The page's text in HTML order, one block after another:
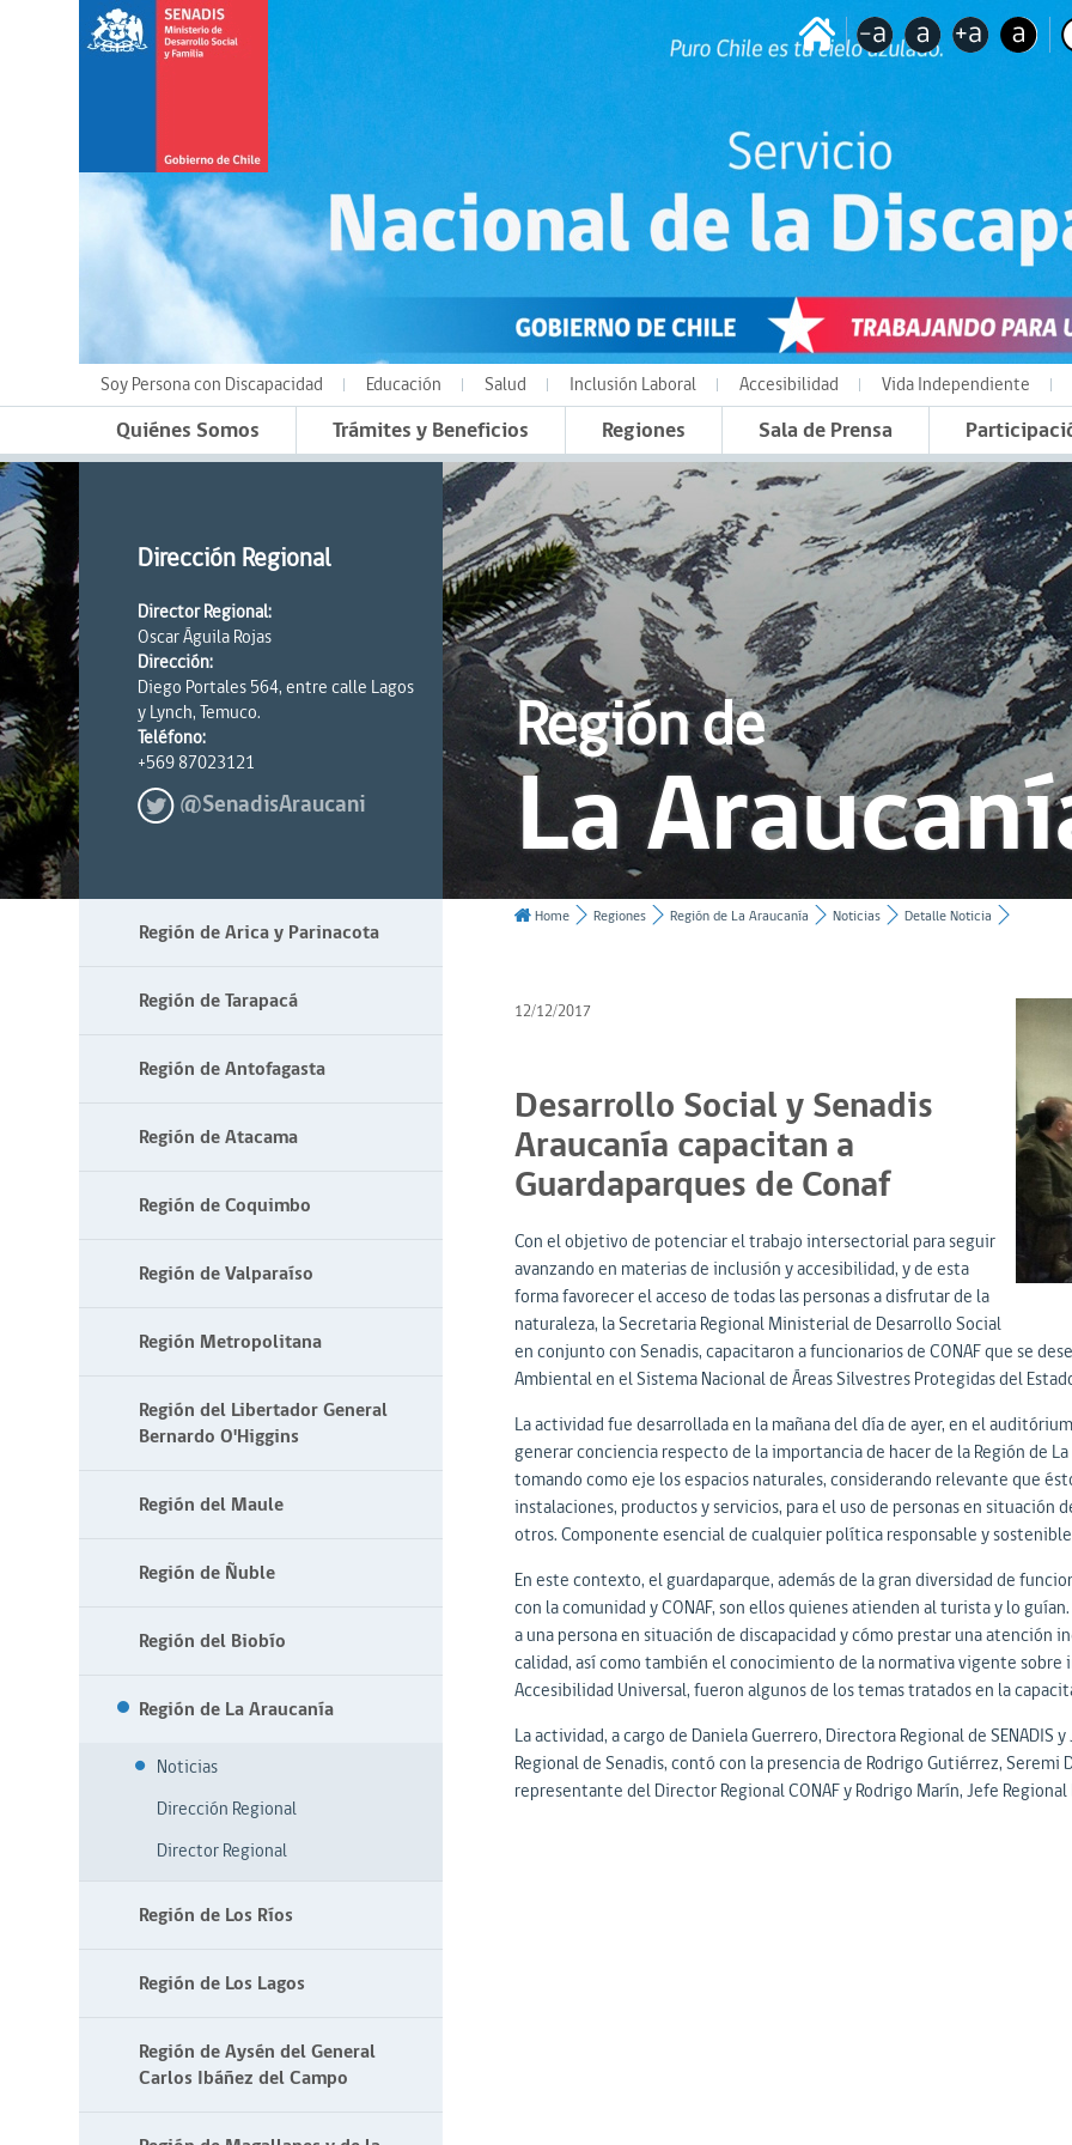
Soy Persona con Discapacidad Educación Salud Inclusión Laboral Accesibilidad Vida Independiente
Quiénes Somos Trámites y Beneficios Regiones Sala de Prensa
Dirección Regional
Director Regional:
Oscar Águila Rojas
Dirección:
Diego Portales 564, entre calle Lagos
y Lynch, Temuco.
Teléfono:
+569 87023121
@SenadisAraucani
Región de
La
Región de Arica y Parinacota
Región de Tarapacá
Región de Antofagasta
Región de Atacama
Región de Coquimbo
Región de Valparaíso
Región Metropolitana
Región del Libertador General
Bernardo O'Higgins
Región del Maule
Región de Ñuble
Región del Biobío
Región de La Araucanía
Noticias
Dirección Regional
Director Regional
Región de Los Ríos
Región de Los Lagos
Región de Aysén del General
Carlos Ibáñez del Campo
Home Regiones Región de La Araucanía Noticias Detalle Noticia
12/12/2017
Desarrollo Social y Senadis
Araucanía capacitan a
Guardaparques de Conaf
Con el objetivo de potenciar el trabajo intersectorial para seguir
avanzando en materias de inclusión y accesibilidad, y de esta
forma favorecer el acceso de todas las personas a disfrutar de la
naturaleza, la Secretaria Regional Ministerial de Desarrollo Social
en conjunto con Senadis, capacitaron a funcionarios de CONAF que se
Ambiental en el Sistema Nacional de Áreas Silvestres Protegidas del
La actividad fue desarrollada en la mañana del día de ayer, en el
generar conciencia respecto de la importancia de hacer de la Región de
tomando como eje los espacios naturales, considerando relevante que
instalaciones, productos y servicios, para el uso de personas en situación
otros. Componente esencial de cualquier política responsable y
En este contexto, el guardaparque, además de la gran diversidad de
con la comunidad y CONAF, son ellos quienes atienden al turista y lo
a una persona en situación de discapacidad y cómo prestar una atención
calidad, así como también el conocimiento de la normativa vigente sobre
Accesibilidad Universal, fueron algunos de los temas tratados en la
La actividad, a cargo de Daniela Guerrero, Directora Regional de
Regional de Senadis, contó con la presencia de Rodrigo Gutiérrez,
representante del Director Regional CONAF y Rodrigo Marín, Jefe